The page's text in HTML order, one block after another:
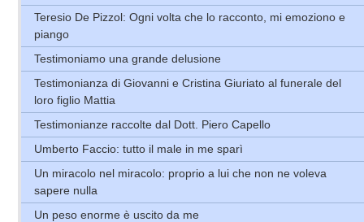
Teresio De Pizzol: Ogni volta che lo racconto, mi emoziono e
piango
Testimoniamo una grande delusione
Testimonianza di Giovanni e Cristina Giuriato al funerale del
loro figlio Mattia
Testimonianze raccolte dal Dott. Piero Capello
Umberto Faccio: tutto il male in me sparì
Un miracolo nel miracolo: proprio a lui che non ne voleva
sapere nulla
Un peso enorme è uscito da me